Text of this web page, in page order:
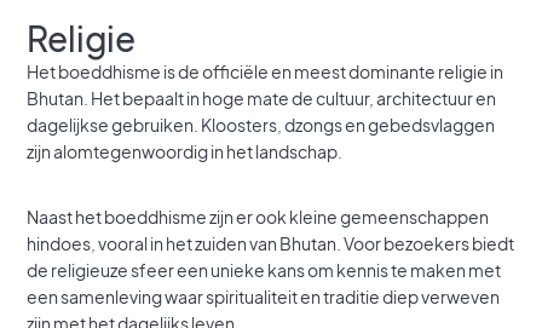
Religie
Het boeddhisme is de officiële en meest dominante religie in
Bhutan. Het bepaalt in hoge mate de cultuur, architectuur en
dagelijkse gebruiken. Kloosters, dzongs en gebedsvlaggen
zijn alomtegenwoordig in het landschap.
Naast het boeddhisme zijn er ook kleine gemeenschappen
hindoes, vooral in het zuiden van Bhutan. Voor bezoekers biedt
de religieuze sfeer een unieke kans om kennis te maken met
een samenleving waar spiritualiteit en traditie diep verweven
zijn met het dagelijks leven.